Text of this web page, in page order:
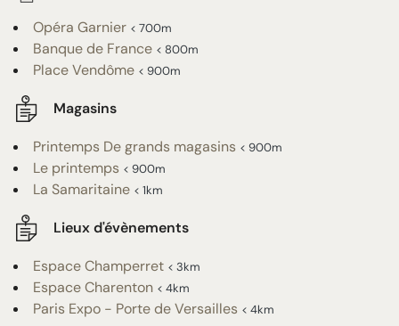
Opéra Garnier < 700m
Banque de France < 800m
Place Vendôme < 900m
Magasins
Printemps De grands magasins < 900m
Le printemps < 900m
La Samaritaine < 1km
Lieux d'évènements
Espace Champerret < 3km
Espace Charenton < 4km
Paris Expo - Porte de Versailles < 4km